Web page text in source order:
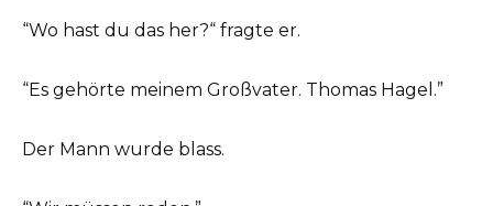
“Wo hast du das her?“ fragte er.
“Es gehörte meinem Großvater. Thomas Hagel.”
Der Mann wurde blass.